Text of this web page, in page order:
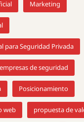
Marketing
para Seguridad Privada
de seguridad
Posicionamiento
web propuesta de